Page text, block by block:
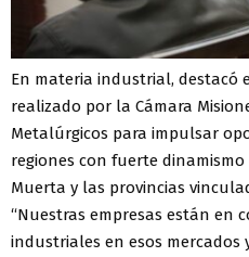
En materia industrial, destacó
realizado por la Cámara
Metalúrgicos para impulsar
regiones con fuerte dinamismo
Muerta y las provincias
“Nuestras empresas están en
industriales en esos mercados